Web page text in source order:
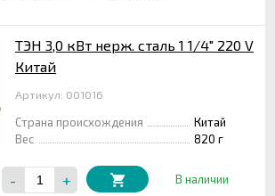
ТЭН 3,0 кВт нерж. сталь 1 1/4" 220 V
Китай
Артикул: 001016
Страна происхождения
Китай
Вес
820 г
- + В наличии